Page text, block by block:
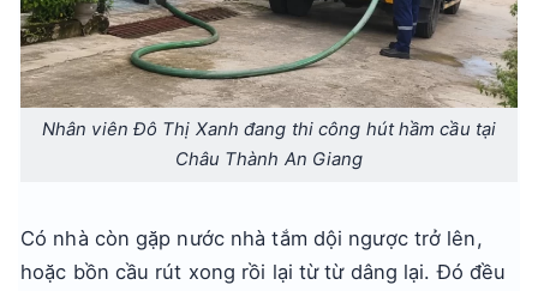
Nhân viên Đô Thị Xanh đang thi công hút hầm cầu tại
Châu Thành An Giang
Có nhà còn gặp nước nhà tắm dội ngược trở lên,
hoặc bồn cầu rút xong rồi lại từ từ dâng lại. Đó đều